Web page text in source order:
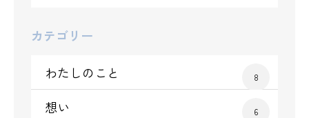
カテゴリー
わたしのこと 8
想い 6